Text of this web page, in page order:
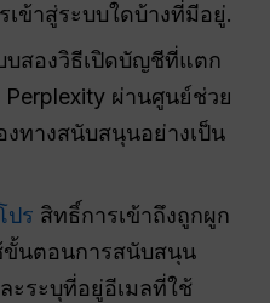
เข้าสู่ระบบใดบ้างที่มีอยู่.
บสองวิธีเปิดบัญชีที่แตก
ผ่านศูนย์ช่วย
ทางสนับสนุนอย่างเป็น
ปร สิทธิ์การเข้าถึงถูกผูก
นตอนการสนับสนุน
ะระบุที่อยู่อีเมลที่ใช้